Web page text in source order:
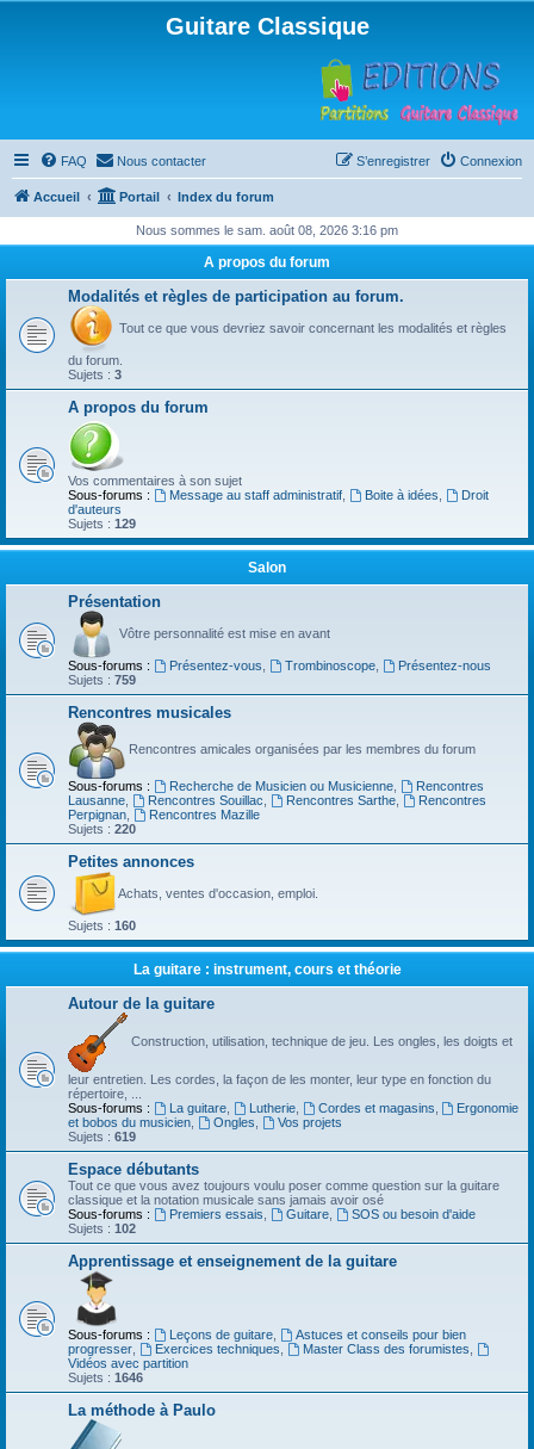
Guitare Classique
FAQ Nous contacter Connexion
S’enregistrer
Accueil Portail Index du forum
Nous sommes le sam. août 08, 2026 3:16 pm
A propos du forum
Modalités et règles de participation au forum.
Tout ce que vous devriez savoir concernant les modalités et règles
du forum.
Sujets : 3
A propos du forum
Vos commentaires à son sujet
Sous-forums :
Message au staff administratif, Boite à idées
Droit
d'auteurs
Sujets : 129
Salon
Présentation
Vôtre personnalité est mise en avant
Sous-forums : Présentez-vous Trombinoscope,
Présentez-nous
Sujets : 759
Rencontres musicales
Rencontres amicales organisées par les membres du forum
Sous-forums : Recherche de Musicien ou Musicienne,
Rencontres
Lausanne
Rencontres Souillac Rencontres Sarthe,
Rencontres
Perpignan
Rencontres Mazille
Sujets : 220
Petites annonces
Achats, ventes d'occasion, emploi.
Sujets : 160
La guitare : instrument, cours et théorie
Autour de la guitare
Construction, utilisation, technique de jeu. Les ongles, les doigts et
leur entretien. Les cordes, la façon de les monter, leur type en fonction du
répertoire, ...
Sous-forums :
La guitare, Lutherie, Cordes et magasins
Ergonomie
et bobos du musicien
Ongles
Vos projets
Sujets : 619
Espace débutants
Tout ce que vous avez toujours voulu poser comme question sur la guitare
classique et la notation musicale sans jamais avoir osé
Sous-forums :
Premiers essais Guitare,
SOS ou besoin d'aide
Sujets : 102
Apprentissage et enseignement de la guitare
Sous-forums : Leçons de guitare,
Astuces et conseils pour bien
progresser
Exercices techniques Master Class des forumistes
Vidéos avec partition
Sujets : 1646
La méthode à Paulo